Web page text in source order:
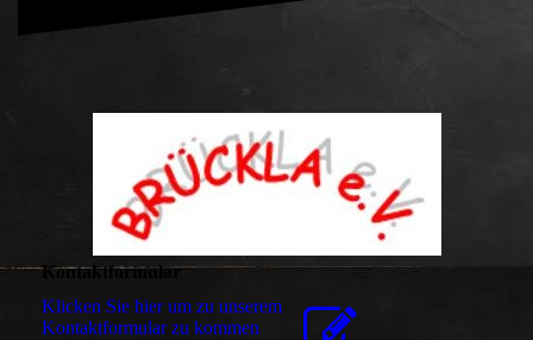
Kontaktformular
Klicken Sie hier um zu unserem
Kon­takt­for­mu­lar zu kommen